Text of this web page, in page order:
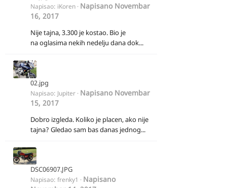
Napisao: iKoren · Napisano Novembar
16, 2017
Nije tajna, 3.300 je kostao. Bio je
na oglasima nekih nedelju dana dok...
02.jpg
Napisao: Jupiter · Napisano Novembar
15, 2017
Dobro izgleda. Koliko je placen, ako nije
tajna? Gledao sam bas danas jednog...
DSC06907.JPG
Napisao: frenky1 · Napisano